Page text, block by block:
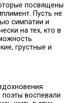
посвящены
Пусть не
симпатии и
на тех, кто в
грустные и
воспевали